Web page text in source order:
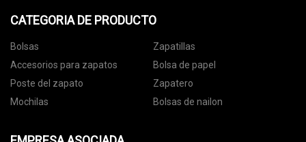
CATEGORIA DE PRODUCTO
Bolsas
Zapatillas
Accesorios para zapatos
Bolsa de papel
Poste del zapato
Zapatero
Mochilas
Bolsas de nailon